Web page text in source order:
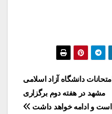
امتحانات دانشگاه آزاد اسلامی
مشهد در هفته دوم برگزاری
است و ادامه خواهد داشت